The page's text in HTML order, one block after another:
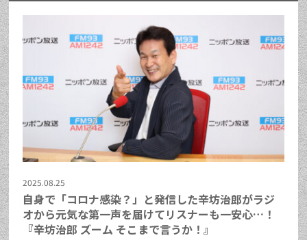
2025.08.25
自身で「コロナ感染？」と発信した辛坊治郎がラジ
オから元気な第一声を届けてリスナーも一安心…！
『辛坊治郎 ズーム そこまで言うか！』